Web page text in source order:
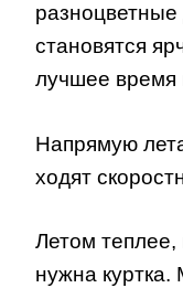
становятся
лучшее время
Напрямую
ходят
Летом
нужна